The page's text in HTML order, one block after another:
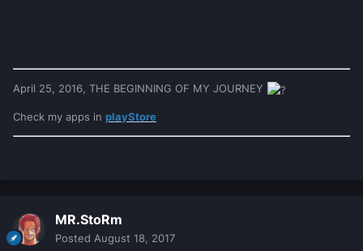
April 25, 2016, THE BEGINNING OF MY JOURNEY
Check my apps in playStore
MR.StoRm
Posted August 18, 2017